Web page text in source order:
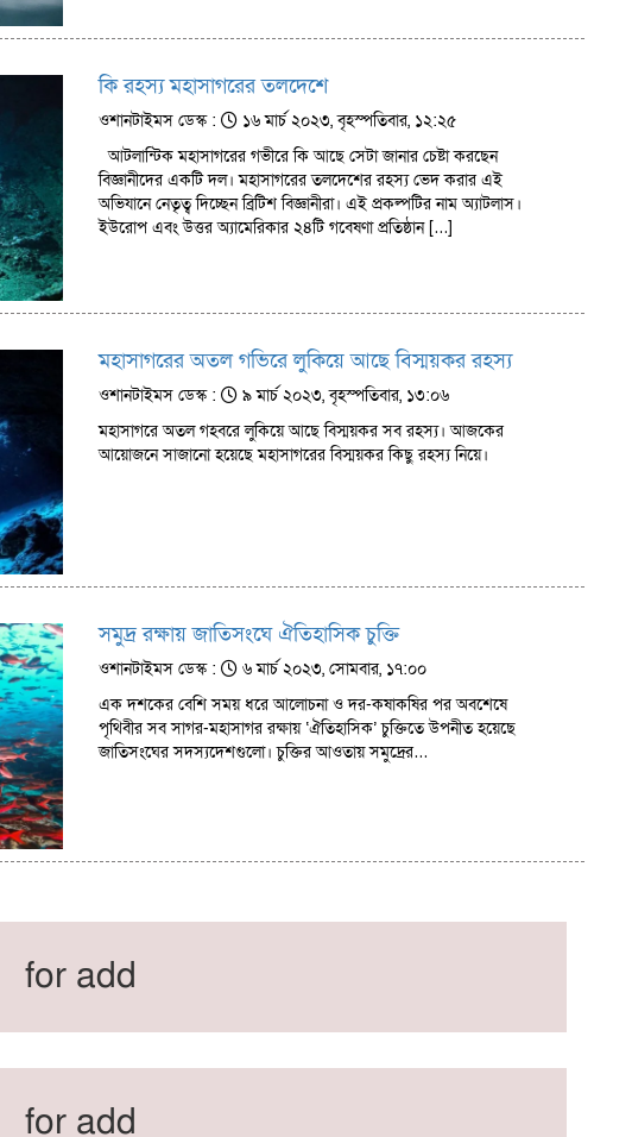
কি রহস্য মহাসাগরের তলদেশে
ওশানটাইমস ডেস্ক :
১৬ মার্চ ২০২৩, বৃহস্পতিবার, ১২:২৫
আটলান্টিক মহাসাগরের গভীরে কি আছে সেটা জানার চেষ্টা করছেন
বিজ্ঞানীদের একটি দল। মহাসাগরের তলদেশের রহস্য ভেদ করার এই
অভিযানে নেতৃত্ব দিচ্ছেন ব্রিটিশ বিজ্ঞানীরা। এই প্রকল্পটির নাম অ্যাটলাস।
ইউরোপ এবং উত্তর অ্যামেরিকার ২৪টি গবেষণা প্রতিষ্ঠান […]
মহাসাগরের অতল গভিরে লুকিয়ে আছে বিস্ময়কর রহস্য
ওশানটাইমস ডেস্ক :
৯ মার্চ ২০২৩, বৃহস্পতিবার, ১৩:০৬
মহাসাগরে অতল গহবরে লুকিয়ে আছে বিস্ময়কর সব রহস্য। আজকের
আয়োজনে সাজানো হয়েছে মহাসাগরের বিস্ময়কর কিছু রহস্য নিয়ে।
সমুদ্র রক্ষায় জাতিসংঘে ঐতিহাসিক চুক্তি
ওশানটাইমস ডেস্ক :
৬ মার্চ ২০২৩, সোমবার, ১৭:০০
এক দশকের বেশি সময় ধরে আলোচনা ও দর-কষাকষির পর অবশেষে
পৃথিবীর সব সাগর-মহাসাগর রক্ষায় ‘ঐতিহাসিক’ চুক্তিতে উপনীত হয়েছে
জাতিসংঘের সদস্যদেশগুলো। চুক্তির আওতায় সমুদ্রের…
for add
for add